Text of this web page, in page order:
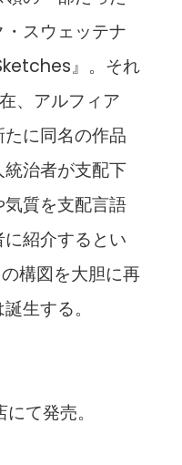
スウェッテナ
』。それ
、アルフィア
に同名の作品
治者が支配下
質を支配言語
紹介するとい
構図を大胆に再
生する。
て発売。